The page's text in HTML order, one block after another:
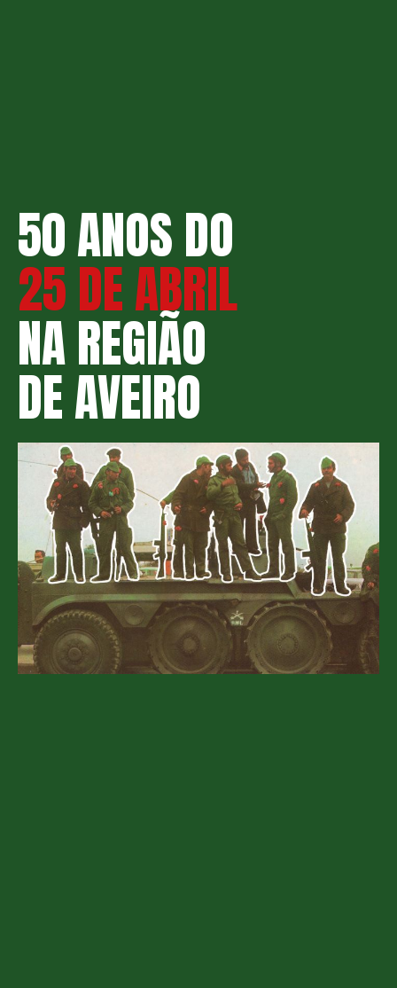
50 ANOS DO
25 DE ABRIL
NA REGIÃO
DE AVEIRO